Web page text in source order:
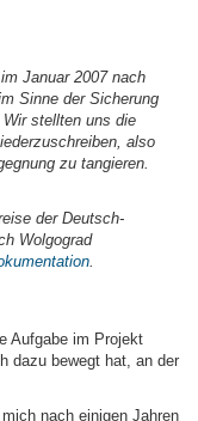
Januar 2007 nach
Sinne der Sicherung
stellten uns die
also
zu tangieren.
der Deutsch-
Wolgograd
.
Aufgabe im Projekt
dazu bewegt hat, an der
nach einigen Jahren